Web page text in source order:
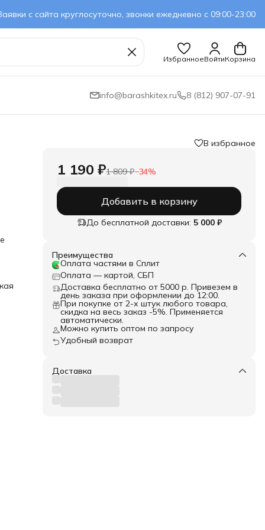
с сайта круглосуточно, звонки ежедневно с 09:00-23:00
ИзбранноеВойтиКорзина
info@barashkitex.ru 8 (812) 907-07-91
В избранное
1 190 ₽1 809 ₽−34%
Добавить в корзину
До бесплатной доставки: 5 000 ₽
Преимущества
Оплата частями в Сплит
Оплата — картой, СБП
Доставка бесплатно от 5000 р. Привезем в
день заказа при оформлении до 12:00.
При покупке от 2-х штук любого товара,
скидка на весь заказ -5%. Применяется
автоматически.
Можно купить оптом по запросу
Удобный возврат
Доставка